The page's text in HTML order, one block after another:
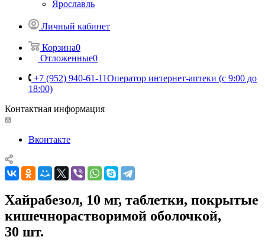
Ярославль
Личный кабинет
Корзина0
Отложенные0
+7 (952) 940-61-11Оператор интернет-аптеки (с 9:00 до
18:00)
Контактная информация
Вконтакте
Хайрабезол, 10 мг, таблетки, покрытые
кишечнорастворимой оболочкой,
30 шт.